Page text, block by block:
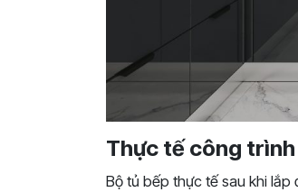
Thực tế công trình
Bộ tủ bếp thực tế sau khi lắp